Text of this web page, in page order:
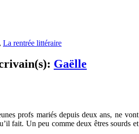
, La rentrée littéraire
Gaëlle
profs mariés depuis deux ans, ne vont
fait. Un peu comme deux êtres sourds et